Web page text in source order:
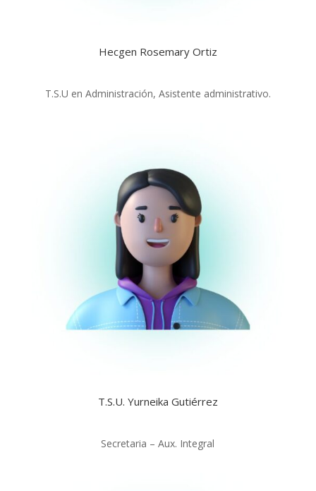
Hecgen Rosemary Ortiz
T.S.U en Administración, Asistente administrativo.
T.S.U. Yurneika Gutiérrez
Secretaria – Aux. Integral